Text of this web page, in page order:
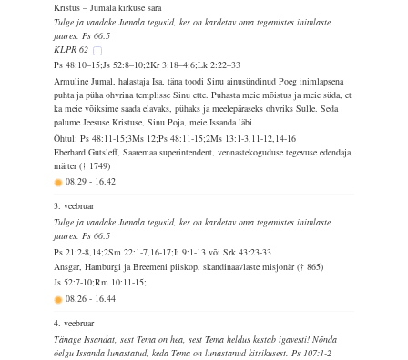
Kristus – Jumala kirkuse sära
Tulge ja vaadake Jumala tegusid, kes on kardetav oma tegemistes inimlaste
juures. Ps 66:5
KLPR 62
Ps 48:10–15;Js 52:8–10;2Kr 3:18–4:6;Lk 2:22–33
Armuline Jumal, halastaja Isa, täna toodi Sinu ainusündinud Poeg inimlapsena
puhta ja püha ohvrina templisse Sinu ette. Puhasta meie mõistus ja meie süda, et
ka meie võiksime saada elavaks, pühaks ja meelepäraseks ohvriks Sulle. Seda
palume Jeesuse Kristuse, Sinu Poja, meie Issanda läbi.
Õhtul: Ps 48:11-15;3Ms 12;Ps 48:11-15;2Ms 13:1-3,11-12,14-16
Eberhard Gutsleff, Saaremaa superintendent, vennastekoguduse tegevuse edendaja,
märter († 1749)
08.29- 16.42
3. veebruar
Tulge ja vaadake Jumala tegusid, kes on kardetav oma tegemistes inimlaste
juures. Ps 66:5
Ps 21:2-8,14;2Sm 22:1-7,16-17;Ii 9:1-13 või Srk 43:23-33
Ansgar, Hamburgi ja Breemeni piiskop, skandinaavlaste misjonär († 865)
Js 52:7-10;Rm 10:11-15;
08.26- 16.44
4. veebruar
Tänage Issandat, sest Tema on hea, sest Tema heldus kestab igavesti! Nõnda
öelgu Issanda lunastatud, keda Tema on lunastanud kitsikusest. Ps 107:1-2